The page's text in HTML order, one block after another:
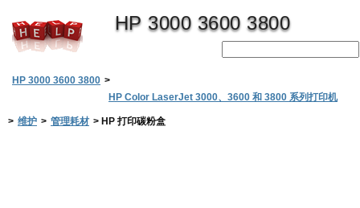
HP 3000 3600 3800
HP 3000 3600 3800 >
HP Color LaserJet 3000、3600 和 3800 系列打印机
> 维护 > 管理耗材 > HP 打印碳粉盒